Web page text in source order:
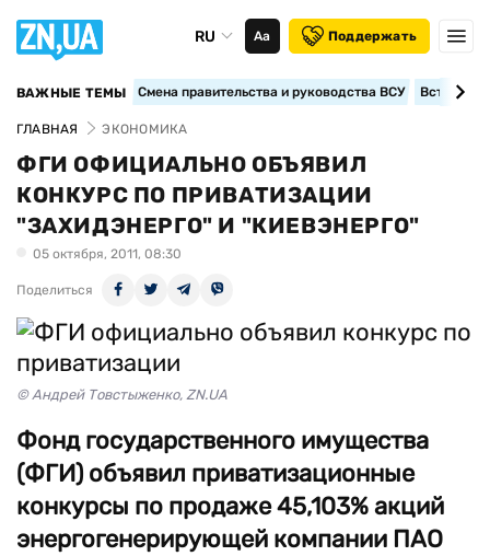
RU Аа Поддержать
ВАЖНЫЕ ТЕМЫ Смена правительства и руководства ВСУ
ГЛАВНАЯ ЭКОНОМИКА
ФГИ ОФИЦИАЛЬНО ОБЪЯВИЛ
КОНКУРС ПО ПРИВАТИЗАЦИИ
"ЗАХИДЭНЕРГО" И "КИЕВЭНЕРГО"
05 октября, 2011, 08:30
Поделиться
© Андрей Товстыженко, ZN.UA
Фонд государственного имущества
(ФГИ) объявил приватизационные
конкурсы по продаже 45,103% акций
энергогенерирующей компании ПАО